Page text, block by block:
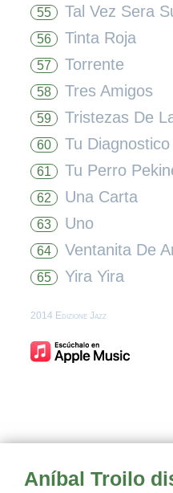
55 Tal Vez Sera
56 Tinta Roja
57 Torrente
58 Tres Amigos
59 Tristezas De
60 Tu Diagnostico
61 Tu Perro
62 Una Carta
63 Uno
64 Ventanita De
65 Yira Yira
2014 Edizione Jazz
Aníbal Troilo